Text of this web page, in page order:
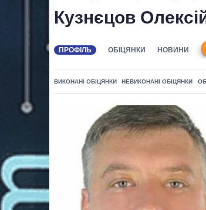
Кузнєцов
ПРОФІЛЬ ОБІЦЯНКИ НОВИНИ
ВИКОНАНІ ОБІЦЯНКИ НЕВИКОНАНІ ОБІЦЯНКИ